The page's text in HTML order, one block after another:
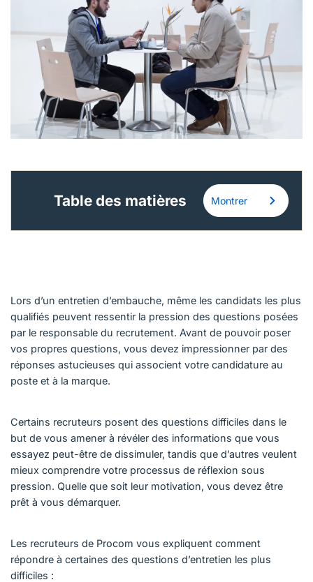
Nous joindre
Postes à pourvoir
Table des matières Montrer
Lors d’un entretien d’embauche, même les candidats les plus
qualifiés peuvent ressentir la pression des questions posées
par le responsable du recrutement. Avant de pouvoir poser
vos propres questions, vous devez impressionner par des
réponses astucieuses qui associent votre candidature au
poste et à la marque.
Certains recruteurs posent des questions difficiles dans le
but de vous amener à révéler des informations que vous
essayez peut-être de dissimuler, tandis que d’autres veulent
mieux comprendre votre processus de réflexion sous
pression. Quelle que soit leur motivation, vous devez être
prêt à vous démarquer.
Les recruteurs de Procom vous expliquent comment
répondre à certaines des questions d’entretien les plus
difficiles :